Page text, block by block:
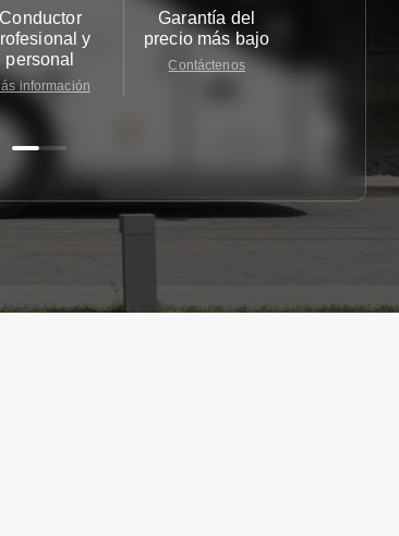
Conductor
y
personal
información
Garantía del
precio más bajo
Contáctenos